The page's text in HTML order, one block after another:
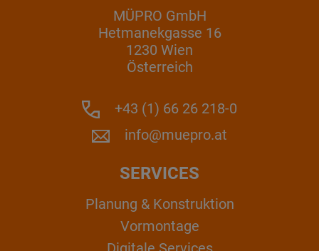
MÜPRO GmbH
Hetmanekgasse 16
1230 Wien
Österreich
+43 (1) 66 26 218-0
info@muepro.at
SERVICES
Planung & Konstruktion
Vormontage